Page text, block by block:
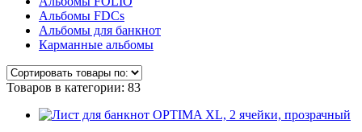
Альбомы FDCs
Альбомы для банкнот
Карманные альбомы
Товаров в категории: 83